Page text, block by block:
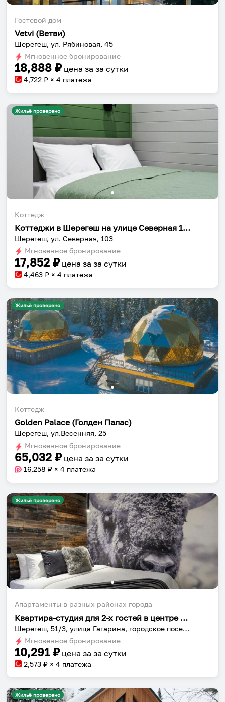
Гостевой дом
Vetvi (Ветви)
Шерегеш, ул. Рябиновая, 45
Мгновенное бронирование
18,888 ₽ цена за за сутки
4,722 ₽ × 4 платежа
Жильё проверено
Коттедж
Коттеджи в Шерегеш на улице Северная 103
Шерегеш, ул. Северная, 103
Мгновенное бронирование
17,852 ₽ цена за за сутки
4,463 ₽ × 4 платежа
Жильё проверено
Коттедж
Golden Palace (Голден Палас)
Шерегеш, ул.Весенняя, 25
Мгновенное бронирование
65,032 ₽ цена за за сутки
16,258 ₽ × 4 платежа
Жильё проверено
Апартаменты в разных районах города
Квартира-студия для 2-х гостей в центре Шерегеша
Шерегеш, 51/3, улица Гагарина, городское поселение город-курорт Шерегеш, Шерегеш, Таштагольский муниципальный округ, Кемеровская область, Сибирский федеральный округ, 652971, Россия
Мгновенное бронирование
10,291₽ цена за за сутки
2,573 ₽ × 4 платежа
Жильё проверено